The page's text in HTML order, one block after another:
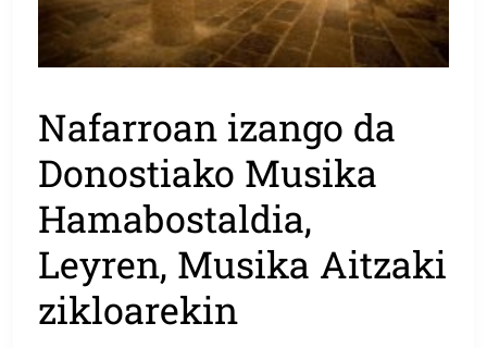
Nafarroan izango da
Donostiako Musika
Hamabostaldia,
Leyren, Musika Aitzaki
zikloarekin